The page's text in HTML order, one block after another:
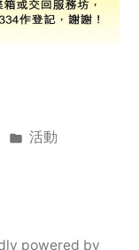
Posted
活動
powered by